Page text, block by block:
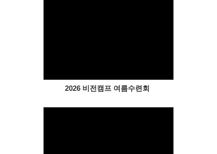
2026 비전캠프 여름수련회